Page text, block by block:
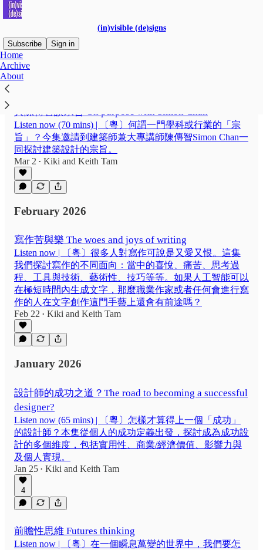
(in)visible (de)signs
Subscribe
Sign in
Home
Archive
AboutLatest
與陳傳智談宗旨 On purpose with Simon Chan
Listen now (70 mins) | 〔粵〕何謂一門學科或行業的「宗
旨」？今集邀請到建築師兼大專講師陳傳智Simon Chan一
同探討建築設計的宗旨。
Mar 2 • Kiki and Keith Tam
February 2026
寫作苦與樂 The woes and joys of writing
Listen now | 〔粵〕很多人對寫作可說是又愛又恨。這集
我們探討寫作的不同面向：當中的喜悅、痛苦、思考過
程、工具與技術、藝術性、技巧等等。如果人工智能可以
在極短時間內生成文字，那麼職業作家或者任何會進行寫
作的人在文字創作這門手藝上還會有前途嗎？
Feb 22 • Kiki and Keith Tam
January 2026
設計師的成功之道？The road to becoming a successful
designer?
Listen now (65 mins) | 〔粵〕怎樣才算得上一個「成功」
的設計師？本集從個人的成功定義出發，探討成為成功設
計的多個維度，包括實用性、商業/經濟價值、影響力與
及個人實現。
Jan 25 • Kiki and Keith Tam
4
前瞻性思維 Futures thinking
Listen now | 〔粵〕在一個瞬息萬變的世界中，我們要怎